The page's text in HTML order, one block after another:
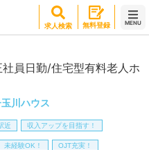
求人検索 無料登録 MENU
員日勤/住宅型有料老人ホ
川ハウス
近 収入アップを目指す！
未経験OK！ OJT充実！